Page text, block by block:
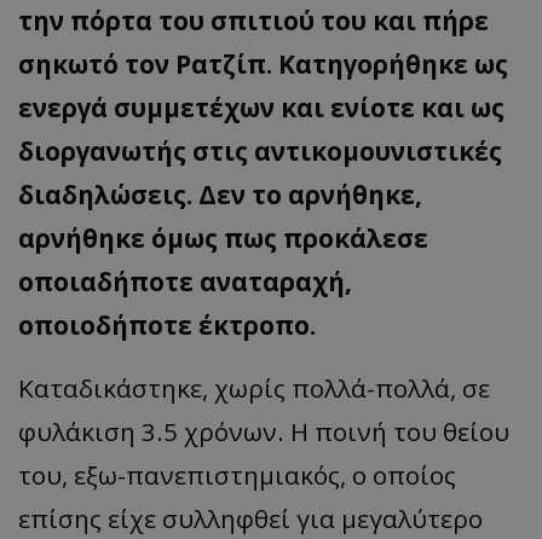
την πόρτα του σπιτιού του και πήρε
σηκωτό τον Ρατζίπ. Κατηγορήθηκε ως
ενεργά συμμετέχων και ενίοτε και ως
διοργανωτής στις αντικομουνιστικές
διαδηλώσεις. Δεν το αρνήθηκε,
αρνήθηκε όμως πως προκάλεσε
οποιαδήποτε αναταραχή,
οποιοδήποτε έκτροπο.
Καταδικάστηκε, χωρίς πολλά-πολλά, σε
φυλάκιση 3.5 χρόνων. Η ποινή του θείου
του, εξω-πανεπιστημιακός, ο οποίος
επίσης είχε συλληφθεί για μεγαλύτερο